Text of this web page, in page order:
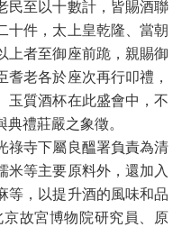
民至以十數計，皆賜酒聯
十件，太上皇乾隆、當朝
上者至御座前跪，親賜御
老各於座次再行叩禮，
玉質酒杯在此盛會中，不
禮莊嚴之象徵。
祿寺下屬良醞署負責為清
米等主要原料外，還加入
等，以提升酒的風味和品
故宮博物院研究員、原